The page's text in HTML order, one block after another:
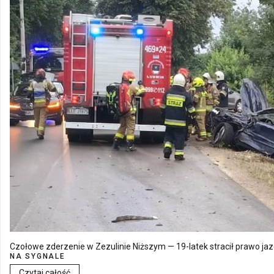
Czołowe zderzenie w Zezulinie Niższym — 19-latek stracił prawo
NA SYGNALE